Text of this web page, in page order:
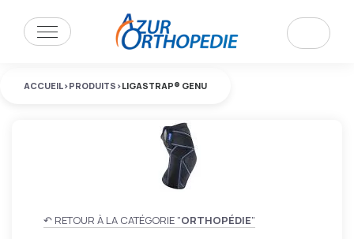
ACCUEIL>PRODUITS >LIGASTRAP® GENU
↶ RETOUR À LA CATÉGORIE "ORTHOPÉDIE"